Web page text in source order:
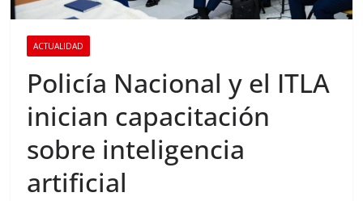
ACTUALIDAD
Policía Nacional y el ITLA
inician capacitación
sobre inteligencia
artificial